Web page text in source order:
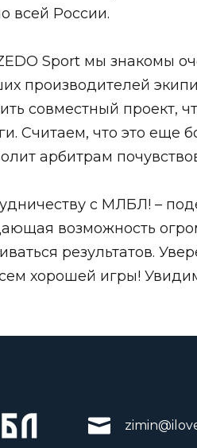
всей России.
Sport мы знакомы
производителей
совместный
Считаем, что это
арбитрам
с МЛБЛ! –
возможность
результатов.
хорошей игры!